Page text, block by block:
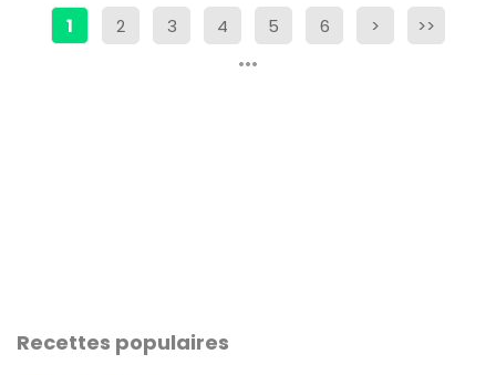
1 2 3 4 5 6 > >>
Recettes populaires